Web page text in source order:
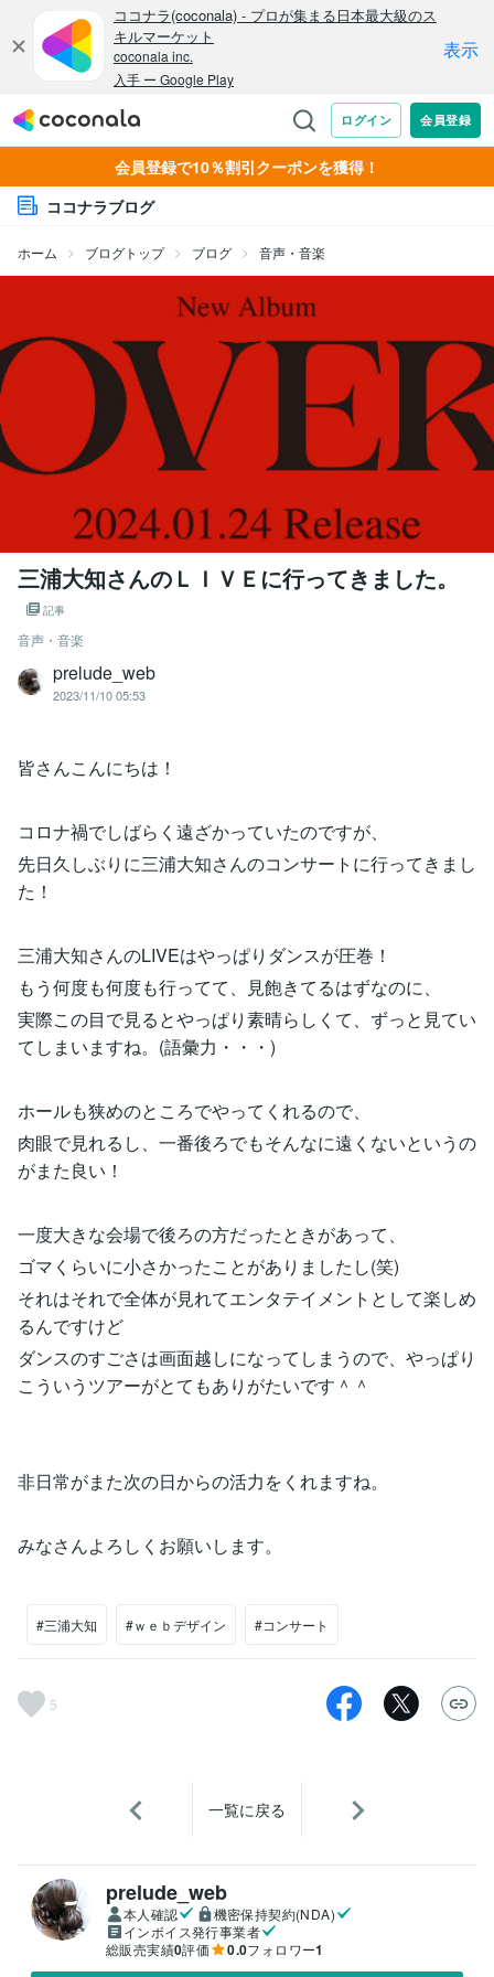
会員登録で10％割引クーポンを獲得！
ココナラブログ
ホーム ブログトップ ブログ 音声・音楽
三浦大知さんのＬＩＶＥに行ってきました。
記事
音声・音楽
prelude_web
2023/11/10 05:53
皆さんこんにちは！
コロナ禍でしばらく遠ざかっていたのですが、
先日久しぶりに三浦大知さんのコンサートに行ってきまし
た！
三浦大知さんのLIVEはやっぱりダンスが圧巻！
もう何度も何度も行ってて、見飽きてるはずなのに、
実際この目で見るとやっぱり素晴らしくて、ずっと見てい
てしまいますね。(語彙力・・・)
ホールも狭めのところでやってくれるので、
肉眼で見れるし、一番後ろでもそんなに遠くないというの
がまた良い！
一度大きな会場で後ろの方だったときがあって、
ゴマくらいに小さかったことがありましたし(笑)
それはそれで全体が見れてエンタテイメントとして楽しめ
るんですけど
ダンスのすごさは画面越しになってしまうので、やっぱり
こういうツアーがとてもありがたいです＾＾
非日常がまた次の日からの活力をくれますね。
みなさんよろしくお願いします。
#三浦大知 #ｗｅｂデザイン #コンサート
5
一覧に戻る
prelude_web
本人確認
機密保持契約(NDA)
インボイス発行事業者
総販売実績0評価 0.0フォロワー1